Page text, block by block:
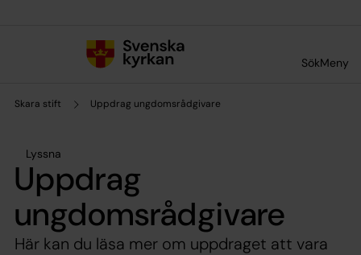
SökMeny
Skara stift Uppdrag ungdomsrådgivare
Lyssna
Uppdrag
ungdomsrådgivare
Här kan du läsa mer om uppdraget att vara